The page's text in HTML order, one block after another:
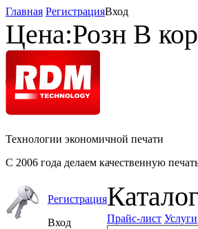
Главная РегистрацияВход
Цена:Розн В
Технологии экономичной печати
С 2006 года делаем качественную
Регистрация
Вход
Прайс-лист Услуги